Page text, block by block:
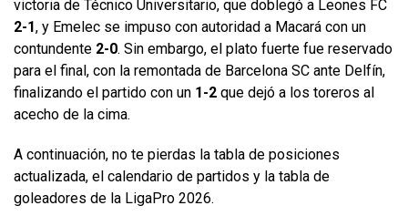
victoria de Técnico Universitario, que doblegó a Leones FC
2-1, y Emelec se impuso con autoridad a Macará con un
contundente 2-0. Sin embargo, el plato fuerte fue reservado
para el final, con la remontada de Barcelona SC ante Delfín,
finalizando el partido con un 1-2 que dejó a los toreros al
acecho de la cima.
A continuación, no te pierdas la tabla de posiciones
actualizada, el calendario de partidos y la tabla de
goleadores de la LigaPro 2026.